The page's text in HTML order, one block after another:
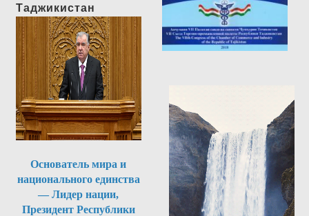
Таджикистан
Основатель мира и
национального единства
— Лидер нации,
Президент Республики